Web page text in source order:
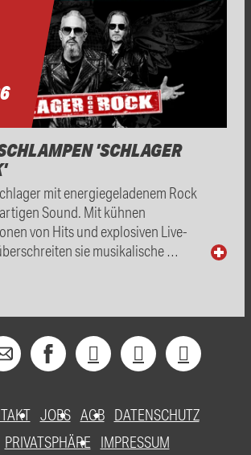
'SCHLAGER
mit energiegeladenem Rock
Sound. Mit kühnen
von Hits und explosiven Live-
sie musikalische …
JOBS AGB DATENSCHUTZ
PRIVATSPHÄRE
IMPRESSUM